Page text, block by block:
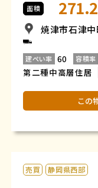
面積
焼津市石津
建ぺい率 60 容積率
第二種中高層住居
この
売買 静岡県西部